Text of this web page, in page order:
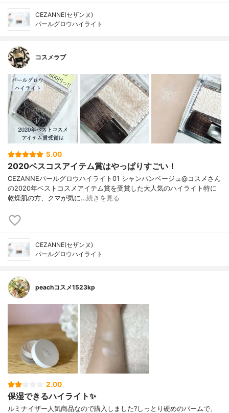
CEZANNE(セザンヌ)
パールグロウハイライト
コスメラブ
5.00
2020ベスコスアイテム賞はやっぱりすごい！
CEZANNEパールグロウハイライト01 シャンパンベージュ@コスメさん
の2020年ベストコスメアイテム賞を受賞した大人気のハイライト特に
乾燥肌の方、クマが気に…続きを見る
CEZANNE(セザンヌ)
パールグロウハイライト
peachコスメ1523kp
2.00
保湿できるハイライト✨
ルミナイザー人気商品なので購入しました?しっとり硬めのバームで、